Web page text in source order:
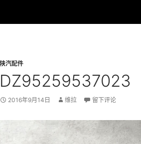
陕汽配件
DZ95259537023
2016年9月14日 维拉 留下评论